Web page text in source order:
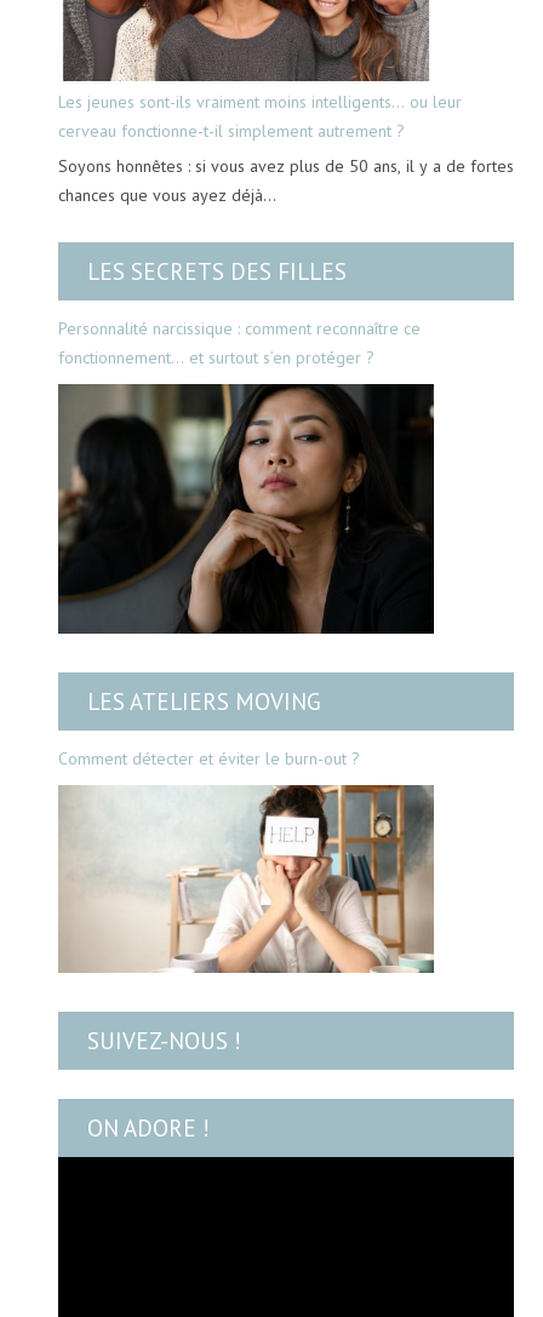
Les jeunes sont-ils vraiment moins intelligents… ou leur
cerveau fonctionne-t-il simplement autrement ?
Soyons honnêtes : si vous avez plus de 50 ans, il y a de fortes
chances que vous ayez déjà…
LES SECRETS DES FILLES
Personnalité narcissique : comment reconnaître ce
fonctionnement… et surtout s’en protéger ?
LES ATELIERS MOVING
Comment détecter et éviter le burn-out ?
SUIVEZ-NOUS !
ON ADORE !